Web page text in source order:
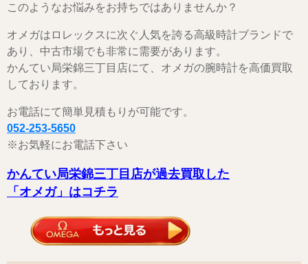
このようなお悩みをお持ちではありませんか？
オメガはロレックスに次ぐ人気を誇る高級時計ブランドで
あり、中古市場でも非常に需要があります。
かんてい局栄錦三丁目店にて、オメガの腕時計を高価買取
しております。
お電話にて簡単見積もりが可能です。
052-253-5650
※お気軽にお電話下さい
かんてい局栄錦三丁目店が過去買取した
「オメガ」はコチラ